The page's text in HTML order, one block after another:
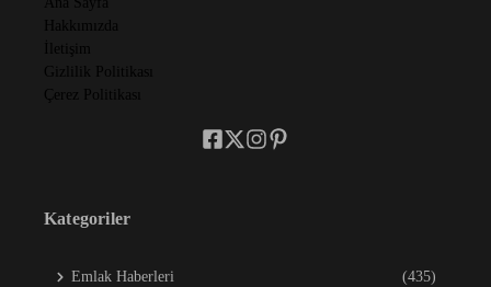
Hakkımızda
İletişim
Gizlilik Politikası
Çerez Politikası
Kategoriler
Emlak Haberleri (435)